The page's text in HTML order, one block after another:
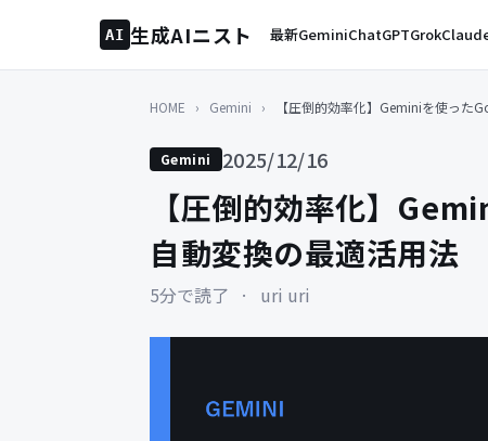
AI 生成AIニスト 最新GeminiChatGPTGrok
HOME › Gemini › 【圧倒的効率化】Geminiを使った
Gemini 2025/12/16
【圧倒的効率化】
自動変換の最適活用法
5分で読了 · uri uri